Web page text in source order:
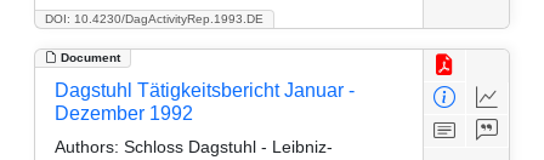
DOI: 10.4230/DagActivityRep.1993.DE
Document
Dagstuhl Tätigkeitsbericht Januar -
Dezember 1992
Authors: Schloss Dagstuhl - Leibniz-